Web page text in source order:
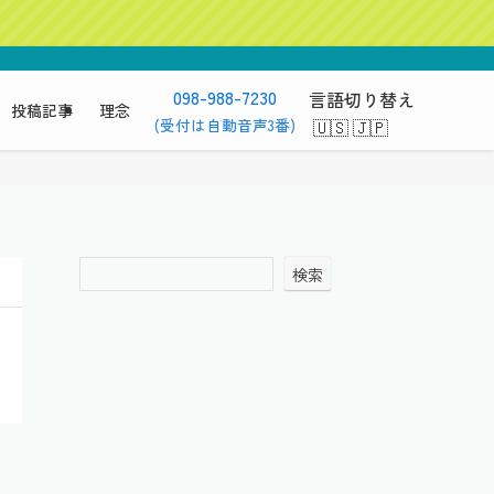
投稿記事 理念 098-988-7230
(受付は自動音声3番)
言語切り替え
検索